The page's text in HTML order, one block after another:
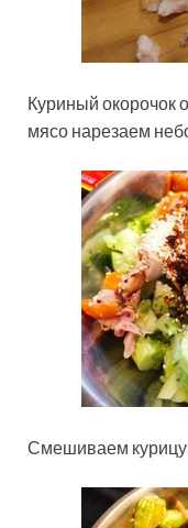
Куриный окорочок
мясо нарезаем
Смешиваем